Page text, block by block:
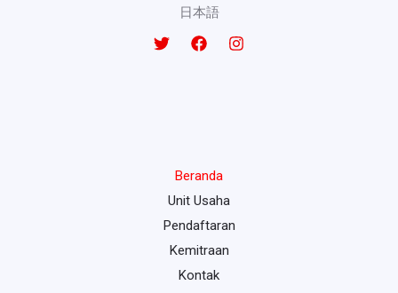
日本語
Beranda
Unit Usaha
Pendaftaran
Kemitraan
Kontak